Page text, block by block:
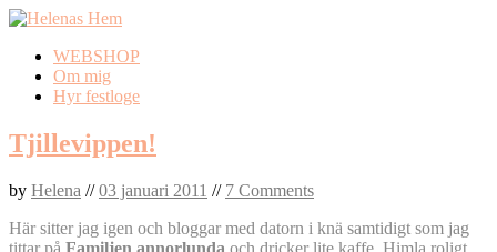
Skip
content
WEBSHOP
Om mig
Hyr festloge
Tjillevippen!
by Helena //03 januari 2011 // 7 Comments
Här sitter jag igen och bloggar med datorn i knä samtidigt som jag
tittar på Familjen annorlunda och dricker lite kaffe. Himla roligt